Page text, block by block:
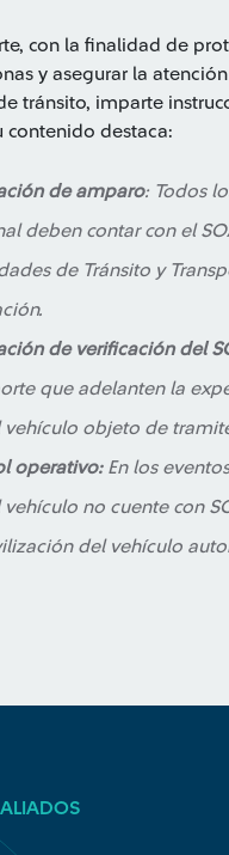
con la finalidad de
y asegurar la
tránsito, imparte
contenido destaca:
de amparo: Todos
deben contar con el
de Tránsito y
de verificación del
que adelanten la
vehículo objeto de
operativo:En los
vehículo no cuente con
del vehículo
ALIADOS